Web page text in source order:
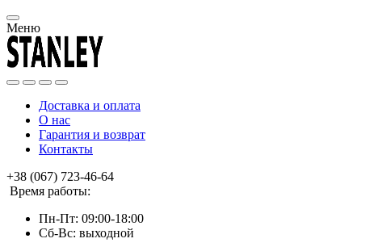
Меню
Доставка и оплата
О нас
Гарантия и возврат
Контакты
+38 (067) 723-46-64
Время работы:
Пн-Пт: 09:00-18:00
Сб-Вс: выходной